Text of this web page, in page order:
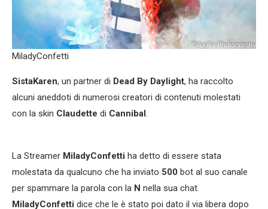
MiladyConfetti
SistaKaren, un partner di Dead By Daylight, ha raccolto
alcuni aneddoti di numerosi creatori di contenuti molestati
con la skin Claudette di Cannibal .
La Streamer MiladyConfetti ha detto di essere stata
molestata da qualcuno che ha inviato 500 bot al suo canale
per spammare la parola con la N nella sua chat.
MiladyConfetti dice che le è stato poi dato il via libera dopo